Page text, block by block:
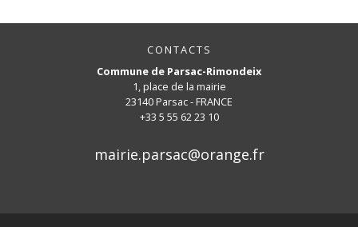
CONTACTS
Commune de Parsac-Rimondeix
1, place de la mairie
23140 Parsac - FRANCE
+33 5 55 62 23 10
mairie.parsac@orange.fr